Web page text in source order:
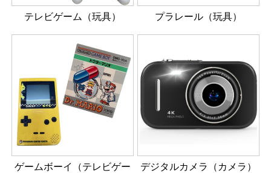
テレビゲーム（玩具） プラレール（玩具）
ゲームボーイ（テレビゲー
デジタルカメラ（カメラ）